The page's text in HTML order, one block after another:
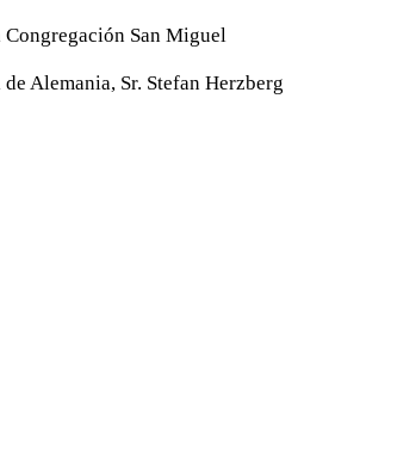
Congregación San Miguel
Alemania, Sr. Stefan Herzberg